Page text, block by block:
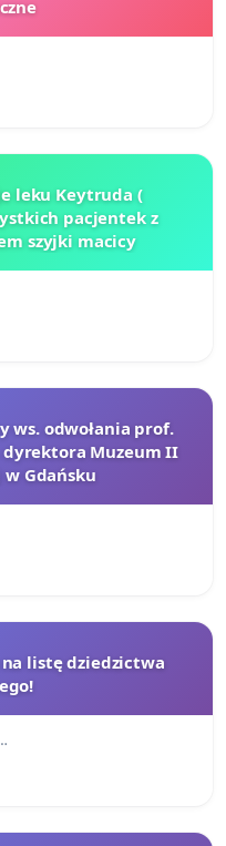
leku Keytruda (
pacjentek z
szyjki macicy
ws. odwołania prof.
dyrektora Muzeum II
Gdańsku
listę dziedzictwa